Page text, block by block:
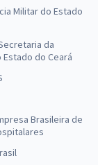
Militar do Estado
da
Estado do Ceará
Brasileira de